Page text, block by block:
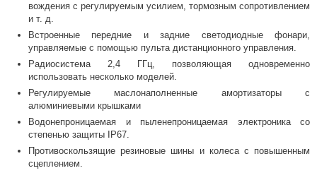
вождения с регулируемым усилием, тормозным сопротивлением
и т. д.
Встроенные передние и задние светодиодные фонари,
управляемые с помощью пульта дистанционного управления.
Радиосистема 2,4 ГГц, позволяющая одновременно
использовать несколько моделей.
Регулируемые маслонаполненные амортизаторы с
алюминиевыми крышками
Водонепроницаемая и пыленепроницаемая электроника со
степенью защиты IP67.
Противоскользящие резиновые шины и колеса с повышенным
сцеплением.